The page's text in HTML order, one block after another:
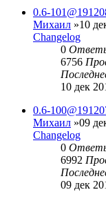
0.6-
Михаил »10
Changelog
0
6756
10 дек
0.6-
Михаил »09
Changelog
0
6992
09 дек